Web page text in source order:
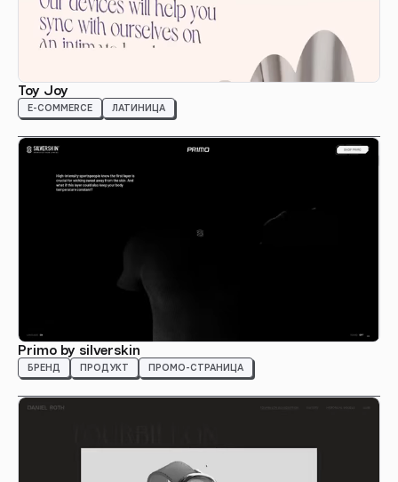
Toy Joy
E-COMMERCE ЛАТИНИЦА
Primo by silverskin
БРЕНД ПРОДУКТ ПРОМО-СТРАНИЦА